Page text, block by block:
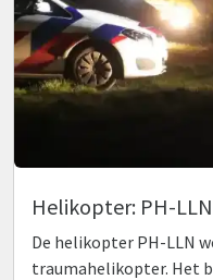
Helikopter: PH-LLN
De helikopter PH-LLN
traumahelikopter. Het